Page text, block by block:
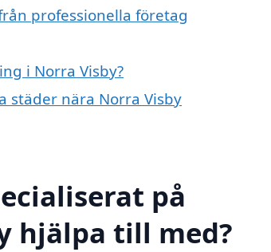
professionella företag
i Norra Visby?
städer nära Norra Visby
på
hjälpa till med?